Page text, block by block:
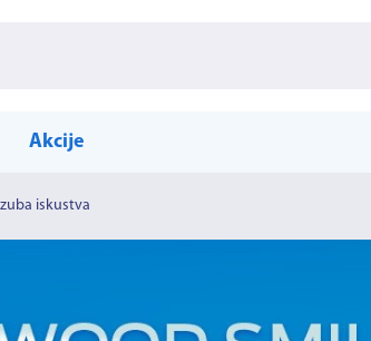
Akcije
iskustva